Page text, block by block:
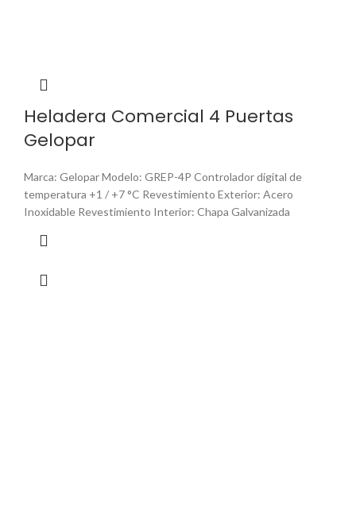
Heladera Comercial 4 Puertas
Gelopar
Marca: Gelopar Modelo: GREP-4P Controlador digital de
temperatura +1 / +7 °C Revestimiento Exterior: Acero
Inoxidable Revestimiento Interior: Chapa Galvanizada